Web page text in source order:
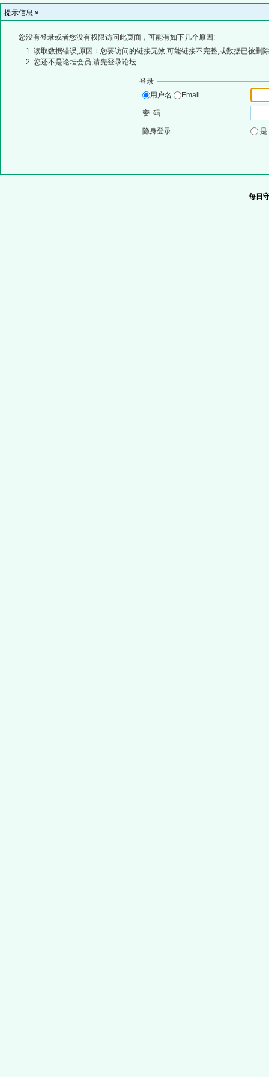
提示信息 »
您没有登录或者您没有权限访问此页面，可能有如下几个原因:
读取数据错误,原因：您要访问的链接无效,可能链接不完整,或数据已被删
您还不是论坛会员,请先登录论坛
登录
用户名
Email
密 码
隐身登录
每日